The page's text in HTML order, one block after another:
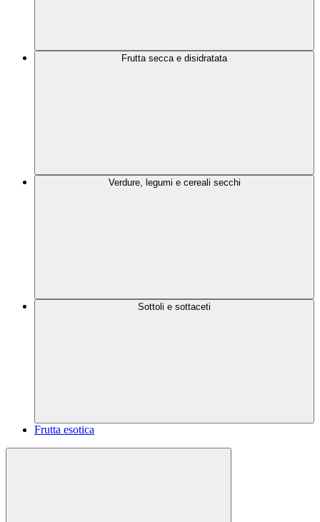
Frutta secca e disidratata
Verdure, legumi e cereali secchi
Sottoli e sottaceti
Frutta esotica